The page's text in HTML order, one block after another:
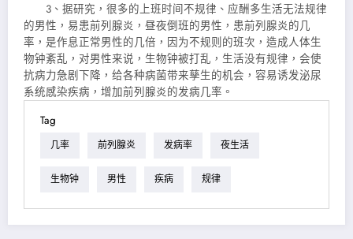
3、据研究，很多的上班时间不规律、应酬多生活无法规律
的男性，易患前列腺炎，昼夜倒班的男性，患前列腺炎的几
率，是作息正常男性的几倍，因为不规则的班次，造成人体生
物钟紊乱，对男性来说，生物钟被打乱，生活没有规律，会使
抗病力急剧下降，给各种病菌带来孳生的机会，容易诱发泌尿
系统感染疾病，增加前列腺炎的发病几率。
Tag
几率 前列腺炎 发病率 夜生活
生物钟 男性 疾病 规律